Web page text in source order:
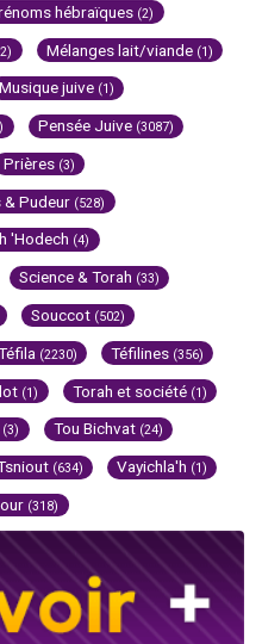
hébraïques (2)
Mélanges lait/viande (1)
Musique juive (1)
Pensée Juive (3087)
Prières (3)
& Pudeur (528)
'Hodech (4)
Science & Torah (33)
Souccot (502)
(2230) Téfilines (356)
(1) Torah et société (1)
(3) Tou Bichvat (24)
(634) Vayichla'h (1)
(318)